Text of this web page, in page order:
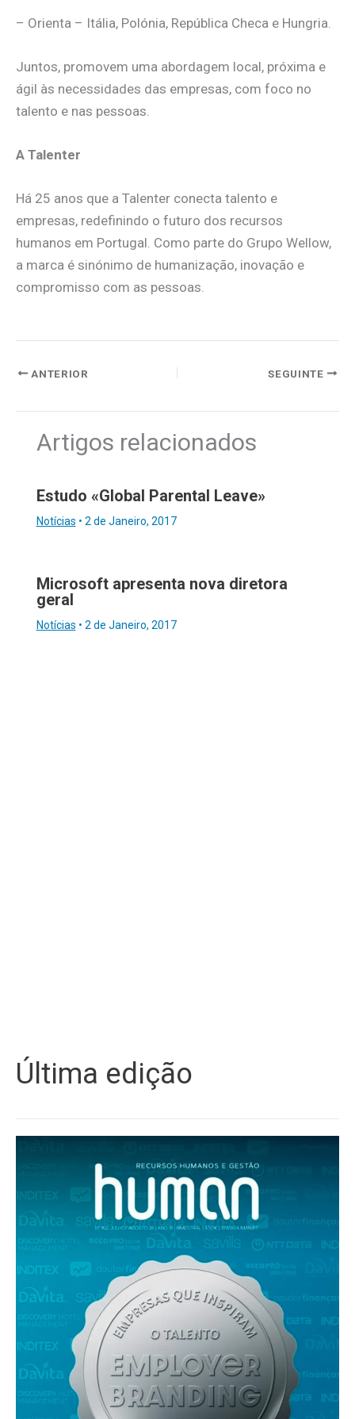
– Orienta – Itália, Polónia, República Checa e Hungria.
Juntos, promovem uma abordagem local, próxima e
ágil às necessidades das empresas, com foco no
talento e nas pessoas.
A Talenter
Há 25 anos que a Talenter conecta talento e
empresas, redefinindo o futuro dos recursos
humanos em Portugal. Como parte do Grupo Wellow,
a marca é sinónimo de humanização, inovação e
compromisso com as pessoas.
ANTERIOR SEGUINTE
Artigos relacionados
Estudo «Global Parental Leave»
Notícias • 2 de Janeiro, 2017
Microsoft apresenta nova diretora
geral
Notícias • 2 de Janeiro, 2017
Última edição